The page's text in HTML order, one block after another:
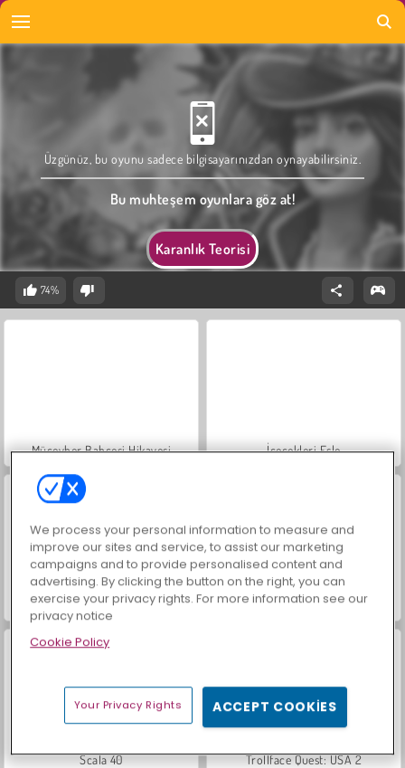
Karanlık Teorisi
Üzgünüz, bu oyunu sadece bilgisayarınızdan oynayabilirsiniz.
Bu muhteşem oyunlara göz at!
74%
Mücevher Bahçesi Hikayesi İçecekleri Eşle
Büyük Mahjong Eşleme Masha and the Bear: Meadows
Scala 40 Trollface Quest: USA 2
We process your personal information to measure and
improve our sites and service, to assist our marketing
campaigns and to provide personalised content and
advertising. By clicking the button on the right, you can
exercise your privacy rights. For more information see our
privacy notice
Cookie Policy
Your Privacy Rights ACCEPT COOKIES